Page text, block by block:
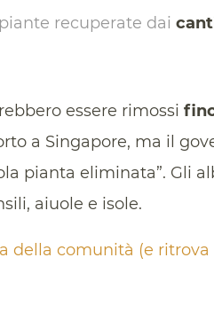
recuperate dai
essere rimossi
a Singapore, ma il
pianta eliminata”. Gli
aiuole e isole.
della comunità (e ritrova